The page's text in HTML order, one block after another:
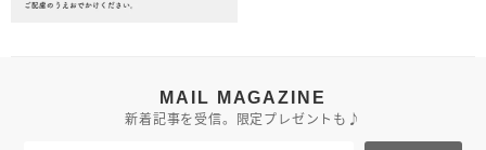
MAIL MAGAZINE
新着記事を受信。限定プレゼントも♪